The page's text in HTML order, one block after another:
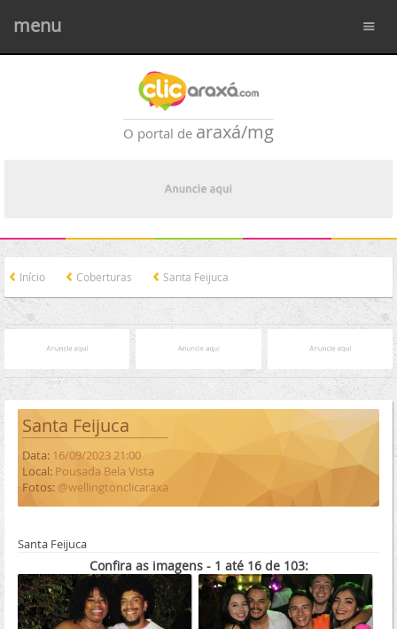
O portal de araxá/mg
menu
Início Coberturas Santa Feijuca
Santa Feijuca
Data: 16/09/2023 21:00
Local: Pousada Bela Vista
Fotos: @wellingtonclicaraxa
Santa Feijuca
Confira as imagens - 1 até 16 de 103: